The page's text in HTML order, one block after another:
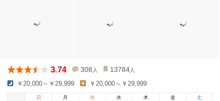
3.74 308 人 13784 人
￥20,000～￥29,999 ￥20,000～￥29,999
日
月 火 水 木 金 土